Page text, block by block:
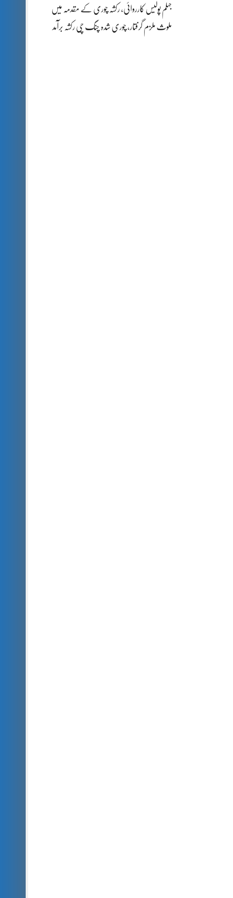
جہلم پولیس کارروائی، رکشہ چوری کے مقدمہ میں
ملوث ملزم گرفتار، چوری شدہ چنگ چی رکشہ برآمد